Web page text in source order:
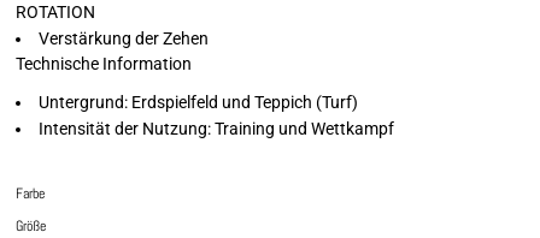
ROTATION
Verstärkung der Zehen
Technische Information
Untergrund: Erdspielfeld und Teppich (Turf)
Intensität der Nutzung: Training und Wettkampf
Farbe
Größe